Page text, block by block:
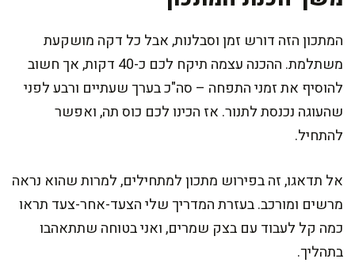
המתכון הזה דורש זמן וסבלנות, אבל כל דקה מושקעת
משתלמת. ההכנה עצמה תיקח לכם כ-40 דקות, אך חשוב
להוסיף את זמני התפחה – סה"כ בערך שעתיים ורבע לפני
שהעוגה נכנסת לתנור. אז הכינו לכם כוס תה, ואפשר
להתחיל.
אל תדאגו, זה בפירוש מתכון למתחילים, למרות שהוא נראה
מרשים ומורכב. בעזרת המדריך שלי הצעד-אחר-צעד תראו
כמה קל לעבוד עם בצק שמרים, ואני בטוחה שתתאהבו
בתהליך.